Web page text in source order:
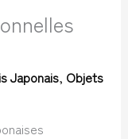
Japonais, Objets